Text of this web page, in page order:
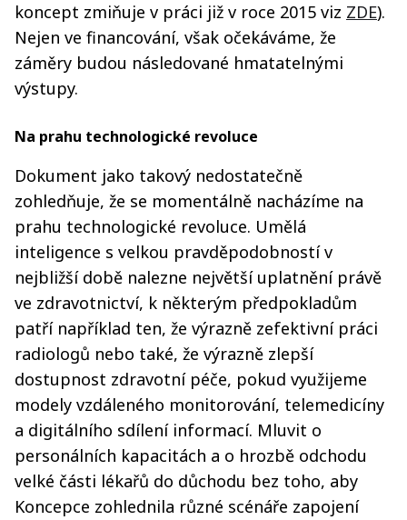
koncept zmiňuje v práci již v roce 2015 viz ZDE).
Nejen ve financování, však očekáváme, že
záměry budou následované hmatatelnými
výstupy.
Na prahu technologické revoluce
Dokument jako takový nedostatečně
zohledňuje, že se momentálně nacházíme na
prahu technologické revoluce. Umělá
inteligence s velkou pravděpodobností v
nejbližší době nalezne největší uplatnění právě
ve zdravotnictví, k některým předpokladům
patří například ten, že výrazně zefektivní práci
radiologů nebo také, že výrazně zlepší
dostupnost zdravotní péče, pokud využijeme
modely vzdáleného monitorování, telemedicíny
a digitálního sdílení informací. Mluvit o
personálních kapacitách a o hrozbě odchodu
velké části lékařů do důchodu bez toho, aby
Koncepce zohlednila různé scénáře zapojení